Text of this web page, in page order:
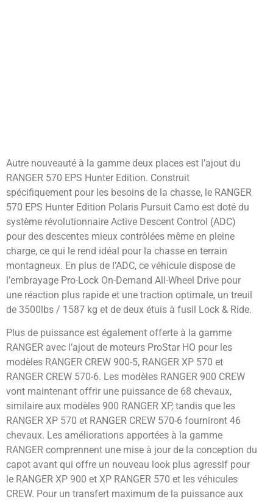
Autre nouveauté à la gamme deux places est l’ajout du
RANGER 570 EPS Hunter Edition. Construit
spécifiquement pour les besoins de la chasse, le RANGER
570 EPS Hunter Edition Polaris Pursuit Camo est doté du
système révolutionnaire Active Descent Control (ADC)
pour des descentes mieux contrôlées même en pleine
charge, ce qui le rend idéal pour la chasse en terrain
montagneux. En plus de l’ADC, ce véhicule dispose de
l’embrayage Pro-Lock On-Demand All-Wheel Drive pour
une réaction plus rapide et une traction optimale, un treuil
de 3500lbs / 1587 kg et de deux étuis à fusil Lock & Ride.
Plus de puissance est également offerte à la gamme
RANGER avec l’ajout de moteurs ProStar HO pour les
modèles RANGER CREW 900-5, RANGER XP 570 et
RANGER CREW 570-6. Les modèles RANGER 900 CREW
vont maintenant offrir une puissance de 68 chevaux,
similaire aux modèles 900 RANGER XP, tandis que les
RANGER XP 570 et RANGER CREW 570-6 fourniront 46
chevaux. Les améliorations apportées à la gamme
RANGER comprennent une mise à jour de la conception du
capot avant qui offre un nouveau look plus agressif pour
le RANGER XP 900 et XP RANGER 570 et les véhicules
CREW. Pour un transfert maximum de la puissance aux